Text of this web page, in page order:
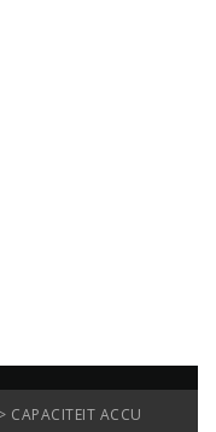
CAPACITEIT ACCU